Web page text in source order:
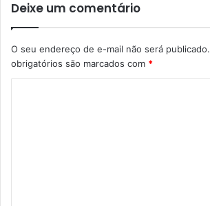
Deixe um comentário
O seu endereço de e-mail não será publicado.
obrigatórios são marcados com *